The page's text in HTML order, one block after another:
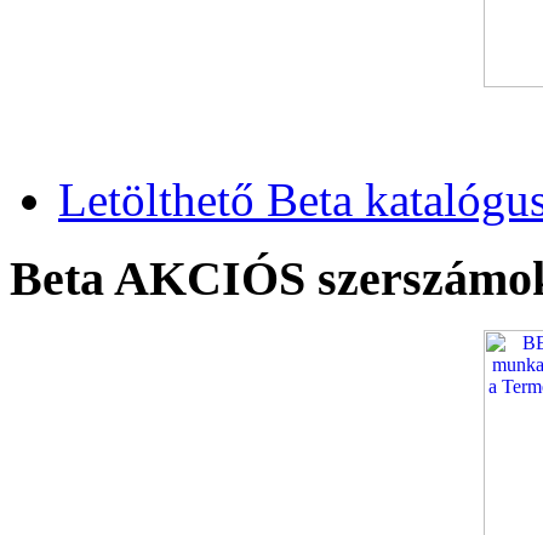
Letölthető Beta
Beta AKCIÓS